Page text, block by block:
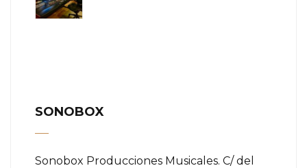
SONOBOX
Sonobox Producciones Musicales. C/ del